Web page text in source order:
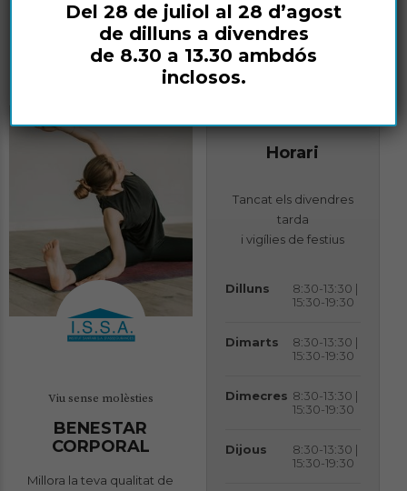
SABER MÉS SABER MÉS
Viu sense molèsties
BENESTAR
CORPORAL
Millora la teva qualitat de
Horari
Tancat els divendres
tarda
i vigílies de festius
Dilluns
8:30-13:30 |
15:30-19:30
Dimarts
8:30-13:30 |
15:30-19:30
Dimecres 8:30-13:30 |
15:30-19:30
Dijous
8:30-13:30 |
15:30-19:30
Del 28 de juliol al 28 d’agost
de dilluns a divendres
de 8.30 a 13.30 ambdós
inclosos.